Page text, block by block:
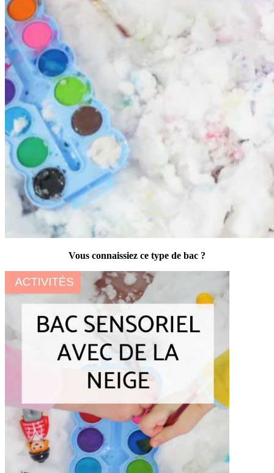
Vous connaissiez ce type de bac ?